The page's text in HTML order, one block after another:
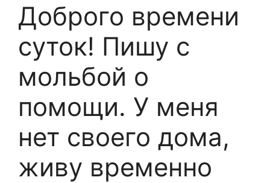
Доброго времени
суток! Пишу с
мольбой о
помощи. У меня
нет своего дома,
живу временно